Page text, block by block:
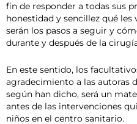
fin de responder a todas sus
honestidad y sencillez qué les
serán los pasos a seguir y
durante y después de la
En este sentido, los
agradecimiento a las autoras
según han dicho, será un
antes de las intervenciones
niños en el centro sanitario.